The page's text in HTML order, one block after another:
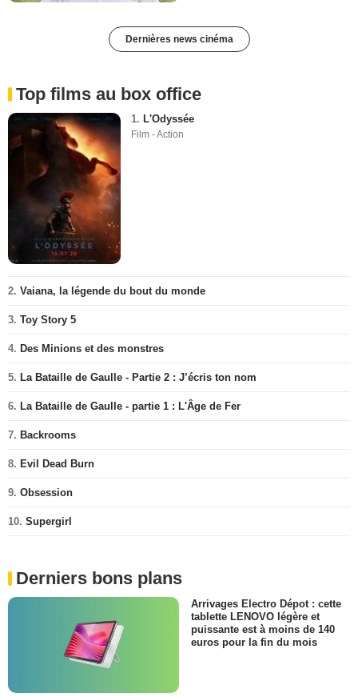
Dernières news cinéma
Top films au box office
1. L'Odyssée
Film - Action
2. Vaiana, la légende du bout du monde
3. Toy Story 5
4. Des Minions et des monstres
5. La Bataille de Gaulle - Partie 2 : J’écris ton nom
6. La Bataille de Gaulle - partie 1 : L'Âge de Fer
7. Backrooms
8. Evil Dead Burn
9. Obsession
10. Supergirl
Derniers bons plans
Arrivages Electro Dépot : cette
tablette LENOVO légère et
puissante est à moins de 140
euros pour la fin du mois